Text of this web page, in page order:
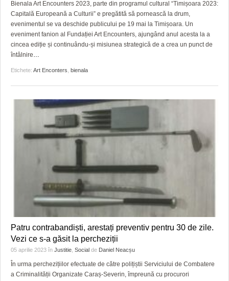
Bienala Art Encounters 2023, parte din programul cultural “Timișoara 2023:
Capitală Europeană a Culturii” e pregătită să pornească la drum,
evenimentul se va deschide publicului pe 19 mai la Timișoara. Un
eveniment fanion al Fundației Art Encounters, ajungând anul acesta la a
cincea ediție și continuându-și misiunea strategică de a crea un punct de
întâlnire…
Etichete: Art Enconters bienala
Patru contrabandiști, arestați preventiv pentru 30 de zile.
Vezi ce s-a găsit la percheziții
05 aprilie 2023 în Justitie Social de Daniel Neacșu
În urma perchezițiilor efectuate de către polițiștii Serviciului de Combatere
a Criminalității Organizate Caraș-Severin, împreună cu procurori